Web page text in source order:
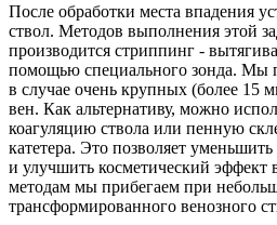
После обработки места впадения
ствол. Методов выполнения этой
производится стриппинг -
помощью специального зонда. Мы
в случае очень крупных (более 15
вен. Как альтернативу, можно
коагуляцию ствола или пенную
катетера. Это позволяет
и улучшить косметический эффект
методам мы прибегаем при
трансформированного венозного